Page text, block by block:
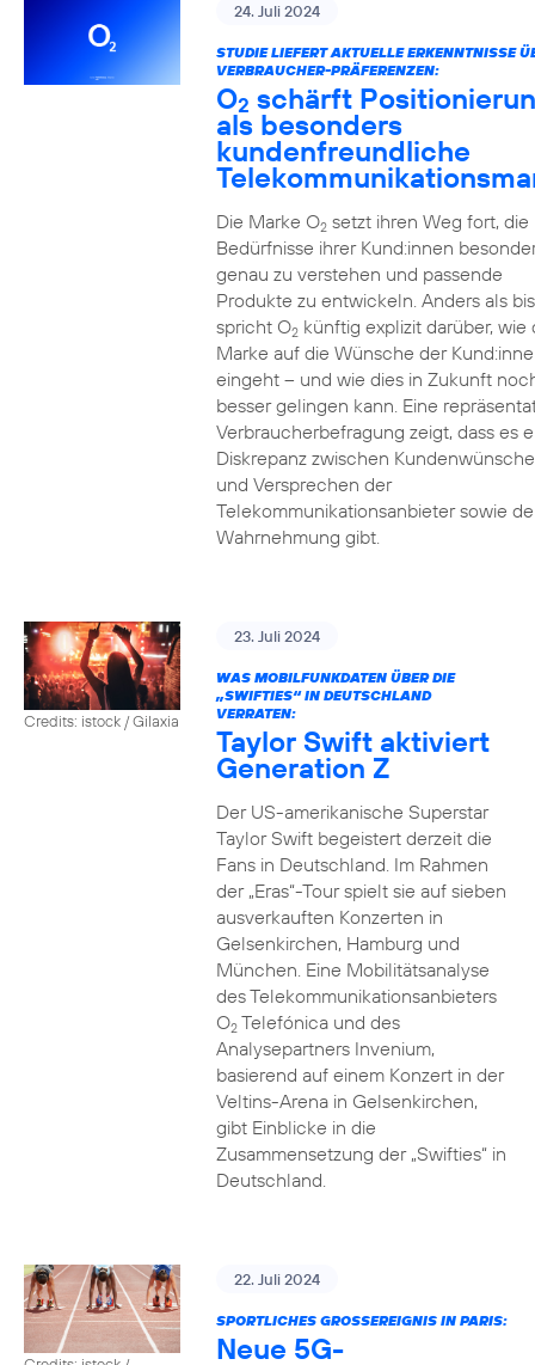
24. Juli 2024
STUDIE LIEFERT AKTUELLE ERKENNTNISSE
VERBRAUCHER-PRÄFERENZEN:
O2 schärft
als besonders
kundenfreundliche
Die Marke O2setzt ihren Weg fort, die
Bedürfnisse ihrer Kund:innen
genau zu verstehen und passende
Produkte zu entwickeln. Anders als
spricht O2künftig explizit darüber, wie
Marke auf die Wünsche der
eingeht – und wie dies in Zukunft
besser gelingen kann. Eine
Verbraucherbefragung zeigt, dass es
Diskrepanz zwischen
und Versprechen der
Telekommunikationsanbieter sowie
Wahrnehmung gibt.
Credits: istock / Gilaxia
23. Juli 2024
WAS MOBILFUNKDATEN ÜBER DIE
„SWIFTIES“ IN DEUTSCHLAND
VERRATEN:
Taylor Swift aktiviert
Generation Z
Der US-amerikanische Superstar
Taylor Swift begeistert derzeit die
Fans in Deutschland. Im Rahmen
der „Eras“-Tour spielt sie auf sieben
ausverkauften Konzerten in
Gelsenkirchen, Hamburg und
München. Eine Mobilitätsanalyse
des Telekommunikationsanbieters
O2Telefónica und des
Analysepartners Invenium,
basierend auf einem Konzert in der
Veltins-Arena in Gelsenkirchen,
gibt Einblicke in die
Zusammensetzung der „Swifties“ in
Deutschland.
22. Juli 2024
SPORTLICHES GROSSEREIGNIS IN PARIS:
Neue 5G-